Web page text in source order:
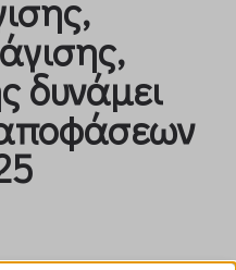
δυνάμει